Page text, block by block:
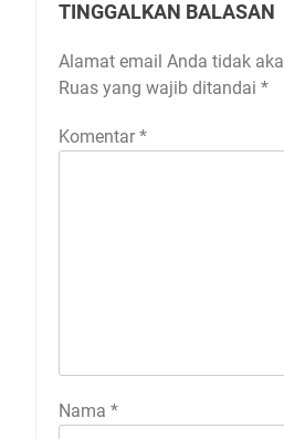
TINGGALKAN BALASAN
Alamat email Anda tidak
Ruas yang wajib ditandai *
Komentar *
Nama *